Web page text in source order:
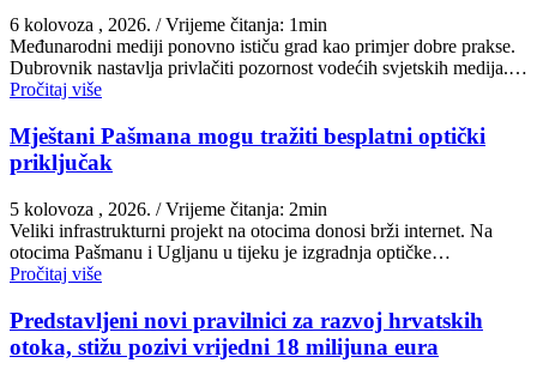
6 kolovoza , 2026. / Vrijeme čitanja: 1min
Međunarodni mediji ponovno ističu grad kao primjer dobre prakse.
Dubrovnik nastavlja privlačiti pozornost vodećih svjetskih medija.…
Pročitaj više
Mještani Pašmana mogu tražiti besplatni optički
priključak
5 kolovoza , 2026. / Vrijeme čitanja: 2min
Veliki infrastrukturni projekt na otocima donosi brži internet. Na
otocima Pašmanu i Ugljanu u tijeku je izgradnja optičke…
Pročitaj više
Predstavljeni novi pravilnici za razvoj hrvatskih
otoka, stižu pozivi vrijedni 18 milijuna eura